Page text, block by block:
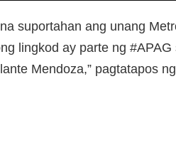
suportahan ang unang
lingkod ay parte ng
Mendoza,” pagtatapos